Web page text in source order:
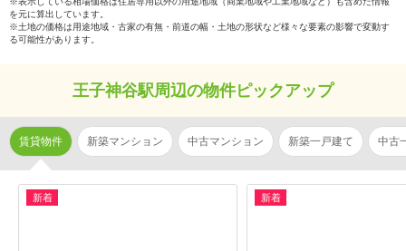
を元に算出しています。
※土地の価格は用途地域・古家の有無・前道の幅・土地の形状など様々な要素の影響で変動す
る可能性があります。
王子神谷駅周辺の物件ピックアップ
賃貸物件 新築マンション 中古マンション 新築一戸建て 中古
新着 新着